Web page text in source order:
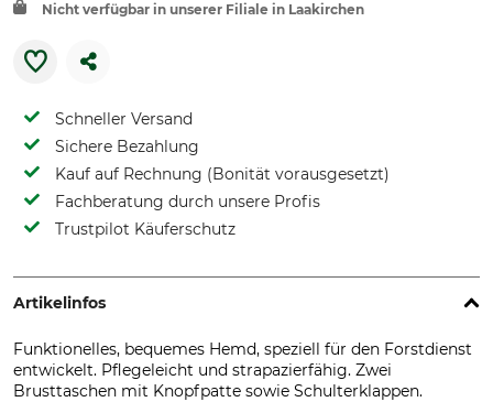
Nicht verfügbar in unserer Filiale in Laakirchen
Schneller Versand
Sichere Bezahlung
Kauf auf Rechnung (Bonität vorausgesetzt)
Fachberatung durch unsere Profis
Trustpilot Käuferschutz
Artikelinfos
Funktionelles, bequemes Hemd, speziell für den Forstdienst
entwickelt. Pflegeleicht und strapazierfähig. Zwei
Brusttaschen mit Knopfpatte sowie Schulterklappen.